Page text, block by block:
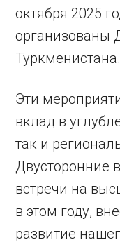
октября 2025
организованы
Туркменистана.
Эти
вклад в
так и
Двусторонние
встречи на
в этом году,
развитие